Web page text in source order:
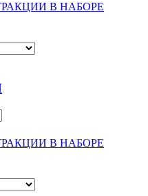
В НАБОРЕ
В НАБОРЕ